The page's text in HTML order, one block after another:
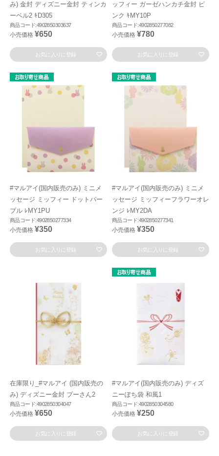
み) 金封 ディズニー金封 ティンカ
ーベル2 ｷD305
商品コード:4902850303637
小売価格 ¥650
お気に入りに登録
ッフィー ガーゼハンカチ金封 ピ
ンク ｷMY10P
商品コード:4902850277082
小売価格 ¥780
お気に入りに登録
#マルアイ(国内販売のみ) ミニメ
ッセージ ミッフィー ドットパー
プル ﾚMY1PU
商品コード:4902850277334
小売価格 ¥350
お気に入りに登録
#マルアイ(国内販売のみ) ミニメ
ッセージ ミッフィーフラワーオレ
ンジ ﾚMY2DA
商品コード:4902850277341
小売価格 ¥350
お気に入りに登録
在庫限り_#マルアイ (国内販売の
み) ディズニー金封 プーさん2
商品コード:4902850304047
小売価格 ¥650
お気に入りに登録
#マルアイ(国内販売のみ) ディズ
ニーぽち袋 和風1
商品コード:4902850304580
小売価格 ¥250
お気に入りに登録